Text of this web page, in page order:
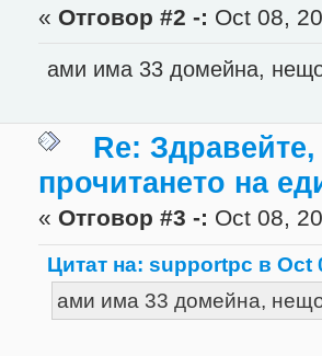
« Отговор #2 -: Oct 08,
ами има 33 домейна,
Re:
прочитането на
« Отговор #3 -: Oct 08,
Цитат на: supportpc в Oct
ами има 33 домейна,